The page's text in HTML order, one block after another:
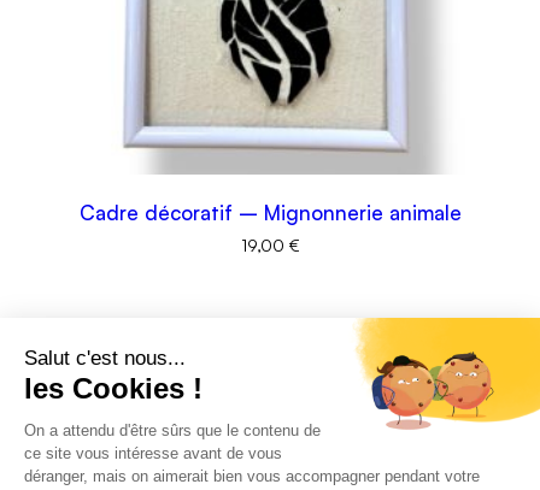
Cadre décoratif – Mignonnerie animale
19,00 €
Conditions générales de ventes
Politique de confidentialité